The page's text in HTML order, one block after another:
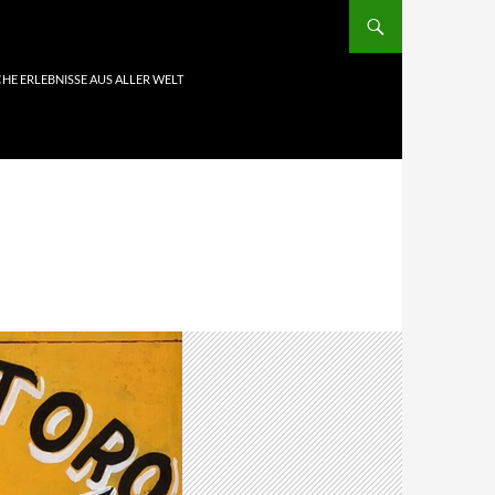
ERLEBNISSE AUS ALLER WELT